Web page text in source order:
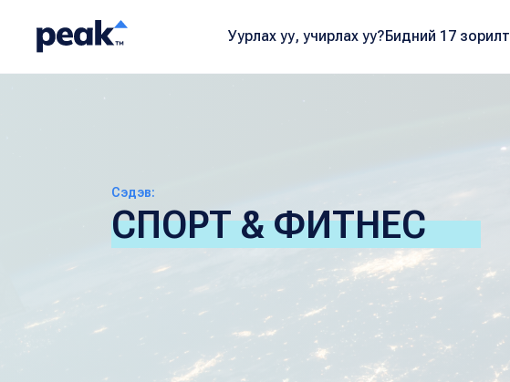
Уурлах уу, учирлах уу?Бидний 17 зорилт
Сэдэв:
СПОРТ & ФИТНЕС